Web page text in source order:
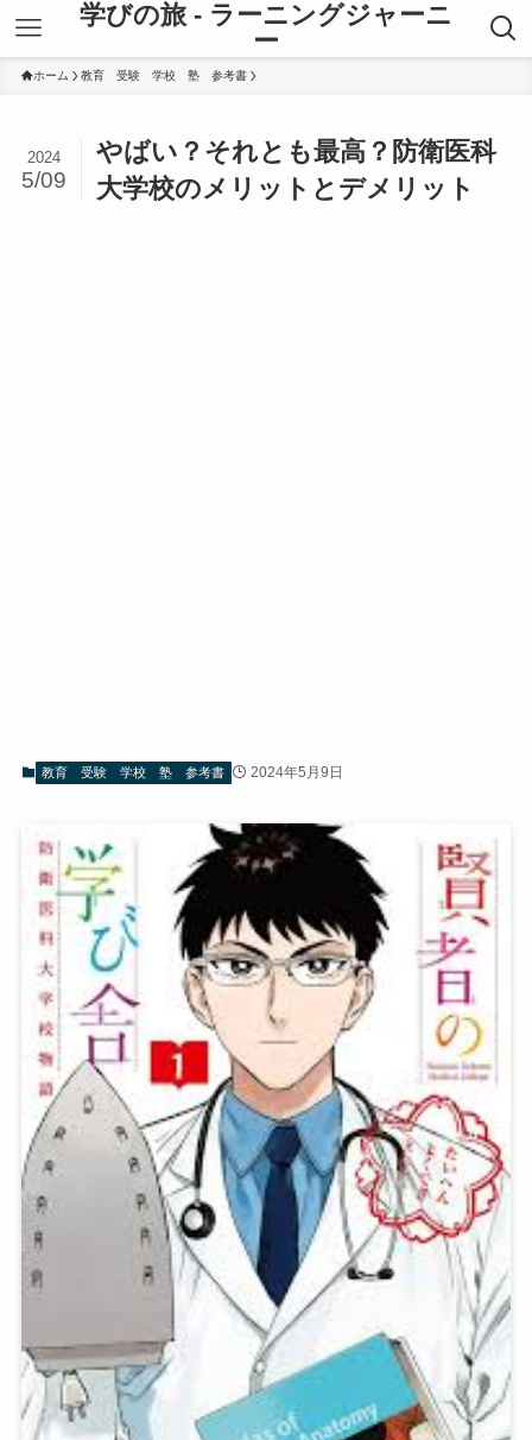
学びの旅 - ラーニングジャーニ
ー
ホーム 教育 受験 学校 塾 参考書
やばい？それとも最高？防衛医科
大学校のメリットとデメリット
2024
5/09
教育 受験 学校 塾 参考書 2024年5月9日